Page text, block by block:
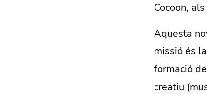
Cocoon,
Aquesta
missió és
formació
creatiu